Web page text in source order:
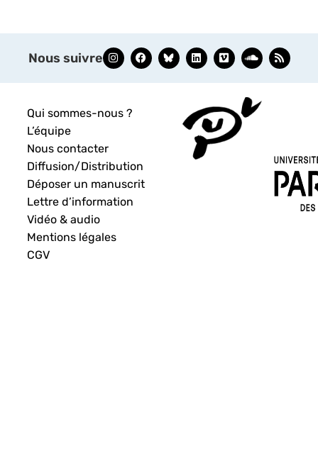
Nous suivre
Qui sommes-nous ?
L’équipe
Nous contacter
Diffusion/Distribution
Déposer un manuscrit
Lettre d’information
Vidéo & audio
Mentions légales
CGV